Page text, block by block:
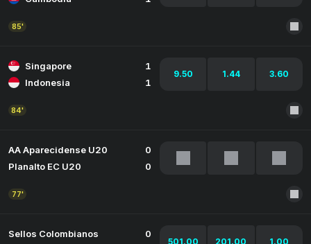
85'
Singapore
1
Indonesia
1
9.50 1.44 3.60
84'
AA Aparecidense U20
0
Planalto EC U20
0
77'
Sellos Colombianos
0
501.00 201.00 1.00